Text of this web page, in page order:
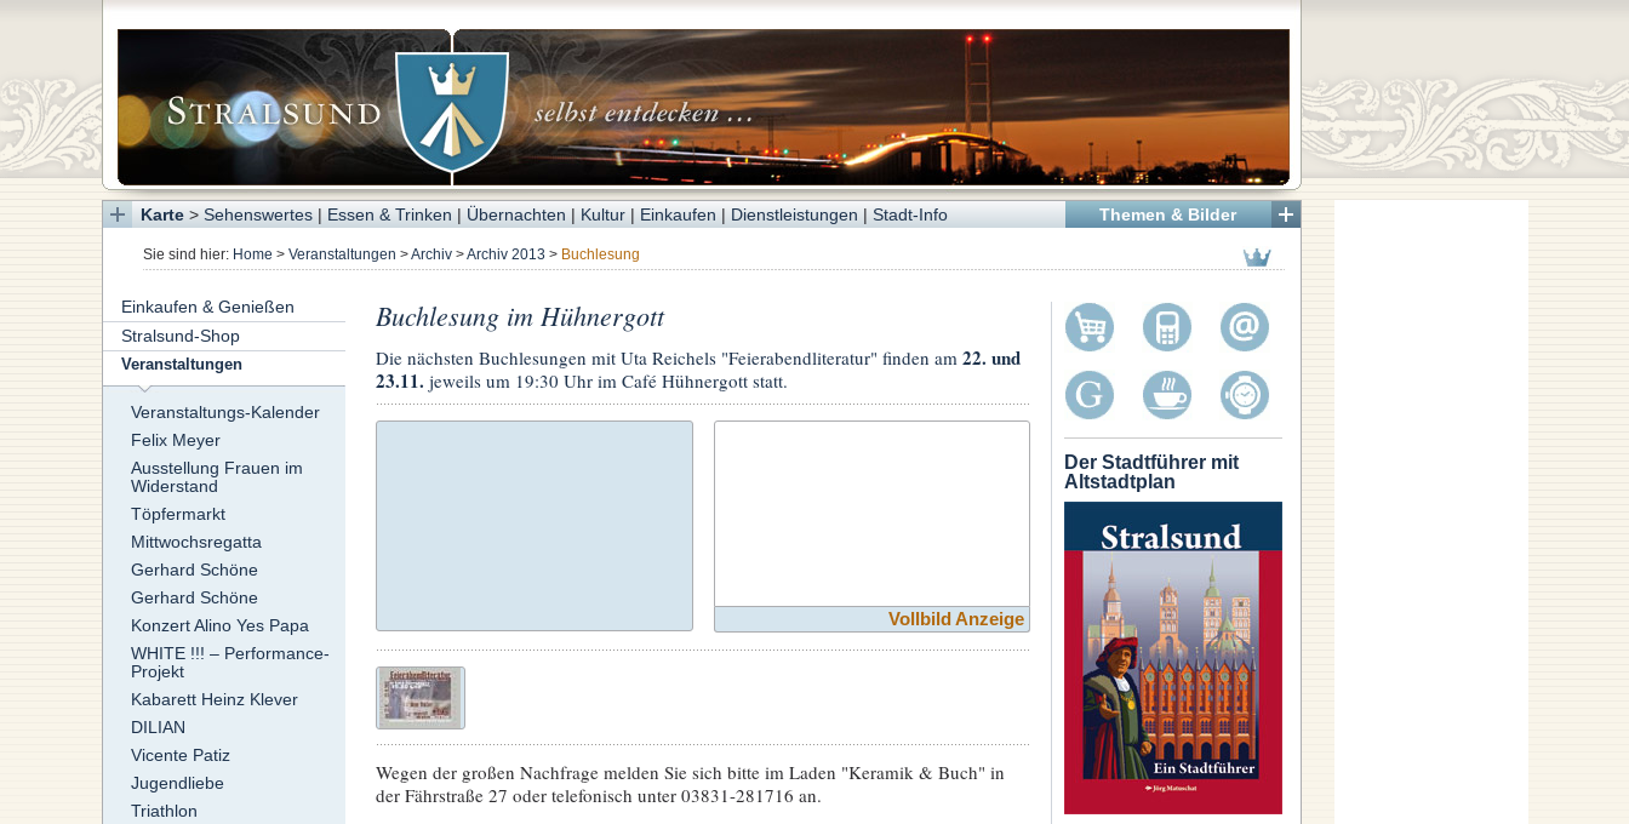
Themen & Bilder
Karte> Sehenswertes| Essen & Trinken | Übernachten | Kultur| Einkaufen | Dienstleistungen | Stadt-Info
Sie sind hier: Home > Veranstaltungen >Archiv>Archiv 2013 > Buchlesung
Einkaufen & Genießen
Stralsund-Shop
Veranstaltungen
Veranstaltungs-Kalender
Felix Meyer
Ausstellung Frauen im
Widerstand
Töpfermarkt
Mittwochsregatta
Gerhard Schöne
Gerhard Schöne
Konzert Alino Yes Papa
WHITE !!! – Performance-
Projekt
Kabarett Heinz Klever
DILIAN
Vicente Patiz
Jugendliebe
Triathlon
Der Stadtführer mit
Altstadtplan
Buchlesung im Hühnergott
Die nächsten Buchlesungen mit Uta Reichels "Feierabendliteratur" finden am 22. und
23.11. jeweils um 19:30 Uhr im Café Hühnergott statt.
Vollbild Anzeige
Wegen der großen Nachfrage melden Sie sich bitte im Laden "Keramik & Buch" in
der Fährstraße 27 oder telefonisch unter 03831-281716 an.